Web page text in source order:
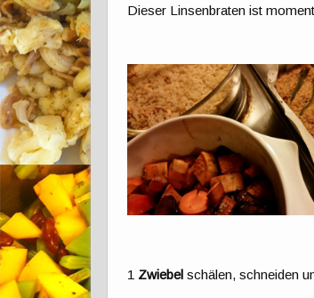
Dieser Linsenbraten ist
1 Zwiebel schälen, schneiden